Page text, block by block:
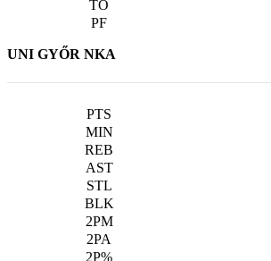
UNI GYŐR NKA